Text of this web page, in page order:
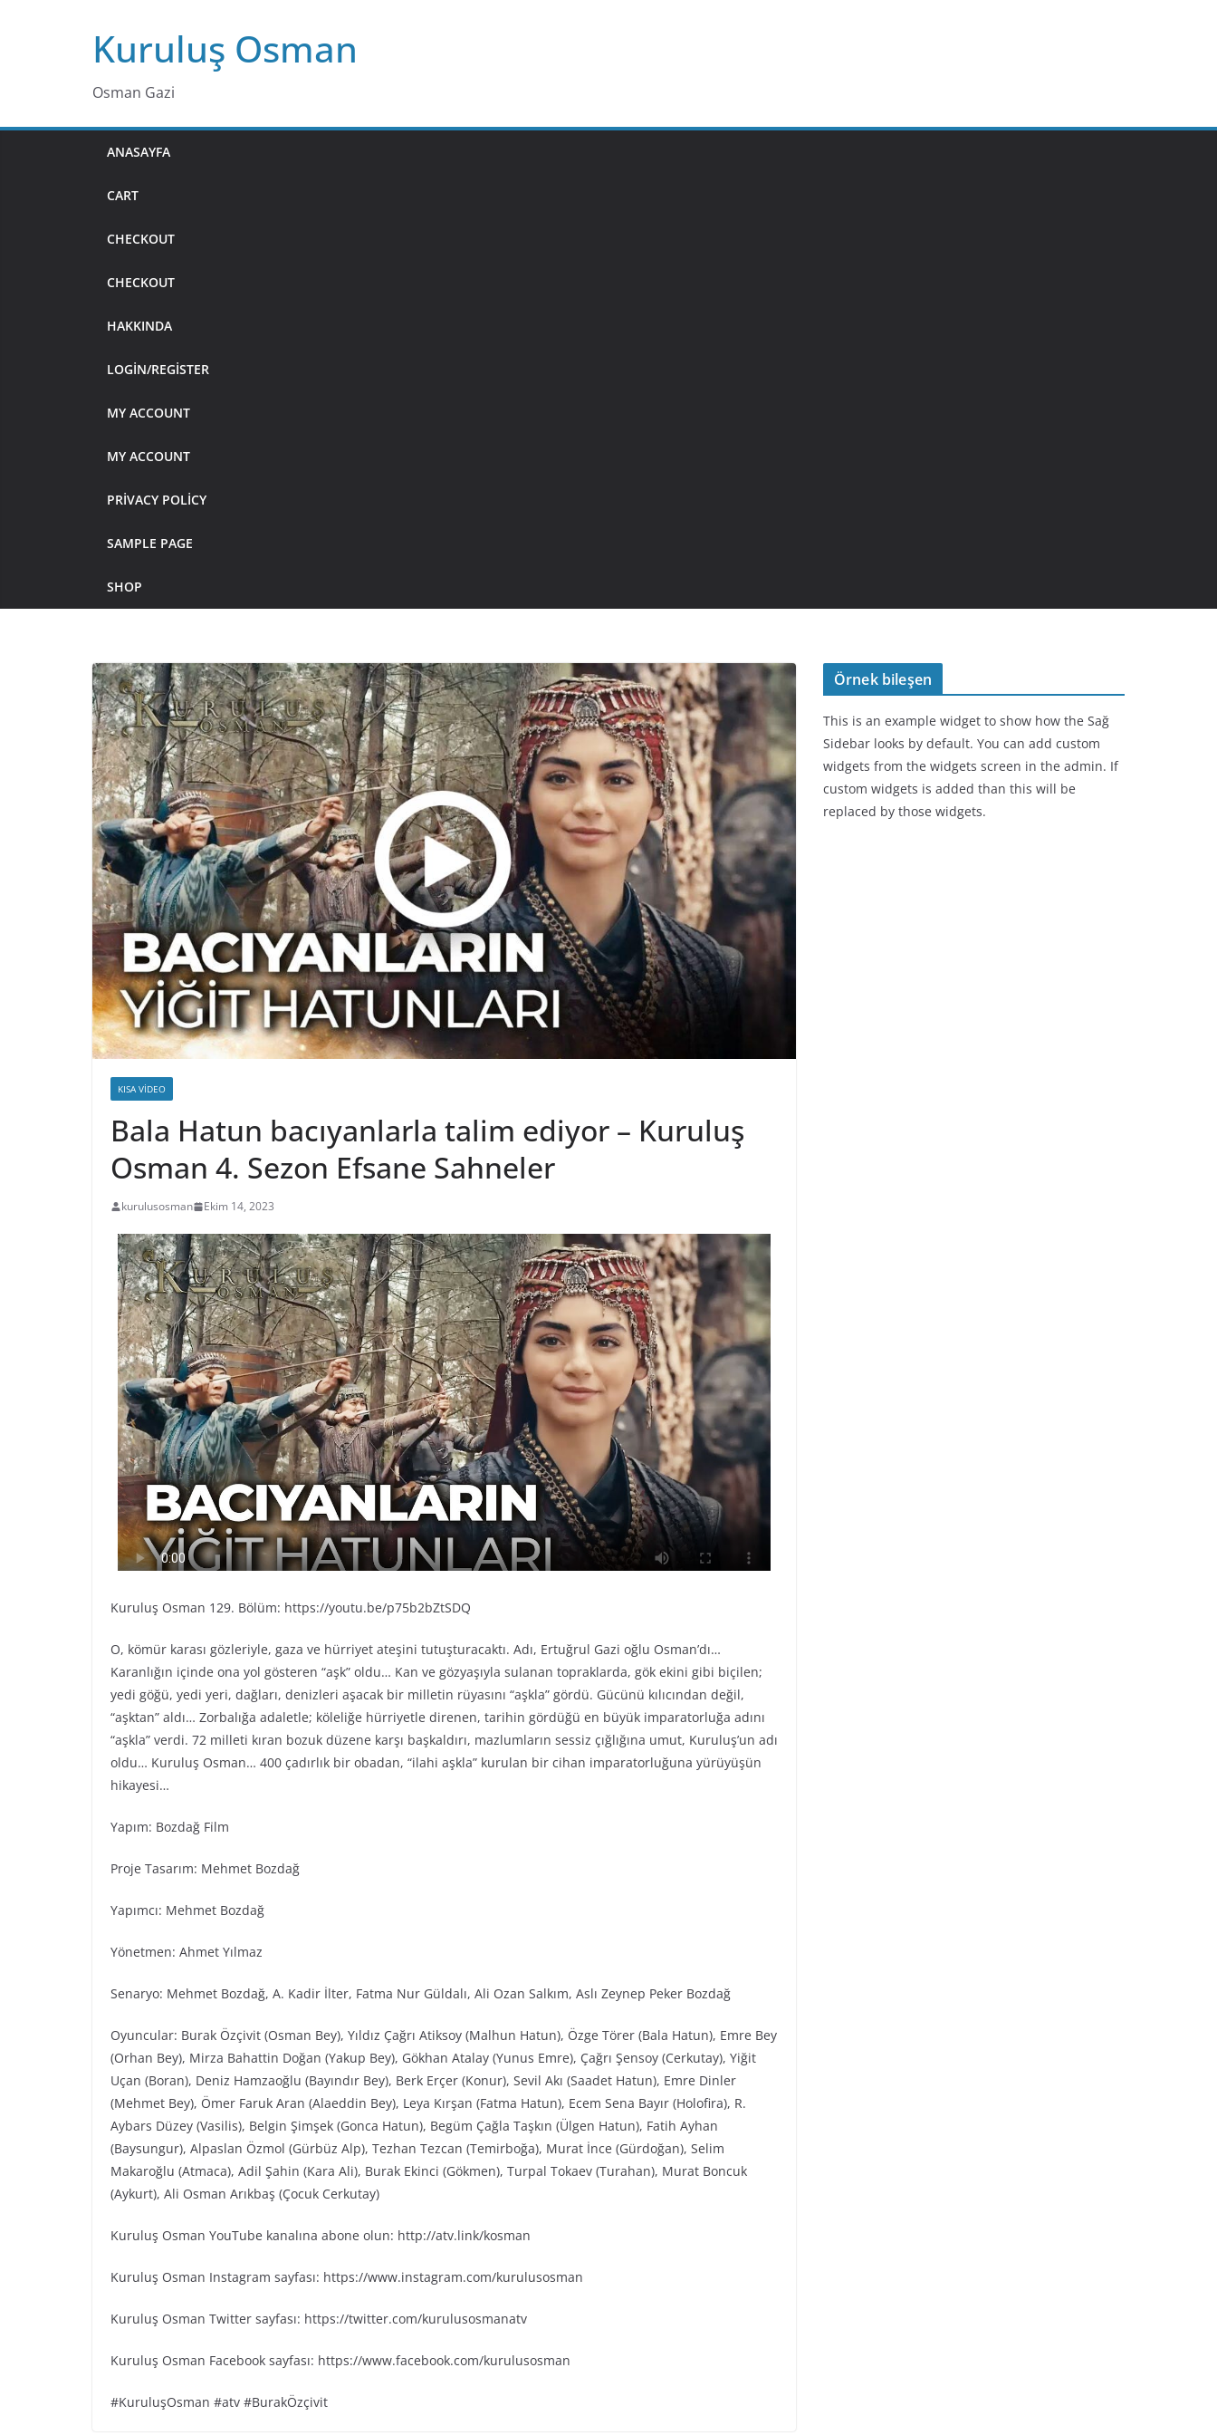
Kuruluş Osman
Osman Gazi
ANASAYFA
CART
CHECKOUT
CHECKOUT
HAKKINDA
LOGIN/REGISTER
MY ACCOUNT
MY ACCOUNT
PRIVACY POLICY
SAMPLE PAGE
SHOP
KISA VIDEO
Bala Hatun bacıyanlarla talim ediyor – Kuruluş
Osman 4. Sezon Efsane Sahneler
kurulusosman Ekim 14, 2023
Kuruluş Osman 129. Bölüm: https://youtu.be/p75b2bZtSDQ
O, kömür karası gözleriyle, gaza ve hürriyet ateşini tutuşturacaktı. Adı, Ertuğrul Gazi oğlu Osman’dı…
Karanlığın içinde ona yol gösteren “aşk” oldu… Kan ve gözyaşıyla sulanan topraklarda, gök ekini gibi biçilen;
yedi göğü, yedi yeri, dağları, denizleri aşacak bir milletin rüyasını “aşkla” gördü. Gücünü kılıcından değil,
“aşktan” aldı… Zorbalığa adaletle; köleliğe hürriyetle direnen, tarihin gördüğü en büyük imparatorluğa adını
“aşkla” verdi. 72 milleti kıran bozuk düzene karşı başkaldırı, mazlumların sessiz çığlığına umut, Kuruluş’un adı
oldu… Kuruluş Osman… 400 çadırlık bir obadan, “ilahi aşkla” kurulan bir cihan imparatorluğuna yürüyüşün
hikayesi…
Yapım: Bozdağ Fi̇lm
Proje Tasarım: Mehmet Bozdağ
Yapımcı: Mehmet Bozdağ
Yönetmen: Ahmet Yılmaz
Senaryo: Mehmet Bozdağ, A. Kadir İlter, Fatma Nur Güldalı, Ali Ozan Salkım, Aslı Zeynep Peker Bozdağ
Oyuncular: Burak Özçivit (Osman Bey), Yıldız Çağrı Atiksoy (Malhun Hatun), Özge Törer (Bala Hatun), Emre Bey
(Orhan Bey), Mirza Bahattin Doğan (Yakup Bey), Gökhan Atalay (Yunus Emre), Çağrı Şensoy (Cerkutay), Yiğit
Uçan (Boran), Deniz Hamzaoğlu (Bayındır Bey), Berk Erçer (Konur), Sevil Akı (Saadet Hatun), Emre Dinler
(Mehmet Bey), Ömer Faruk Aran (Alaeddin Bey), Leya Kırşan (Fatma Hatun), Ecem Sena Bayır (Holofira), R.
Aybars Düzey (Vasilis), Belgin Şimşek (Gonca Hatun), Begüm Çağla Taşkın (Ülgen Hatun), Fatih Ayhan
(Baysungur), Alpaslan Özmol (Gürbüz Alp), Tezhan Tezcan (Temirboğa), Murat İnce (Gürdoğan), Selim
Makaroğlu (Atmaca), Adil Şahin (Kara Ali), Burak Ekinci (Gökmen), Turpal Tokaev (Turahan), Murat Boncuk
(Aykurt), Ali Osman Arıkbaş (Çocuk Cerkutay)
Kuruluş Osman YouTube kanalına abone olun: http://atv.link/kosman
Kuruluş Osman Instagram sayfası: https://www.instagram.com/kurulusosman
Kuruluş Osman Twitter sayfası: https://twitter.com/kurulusosmanatv
Kuruluş Osman Facebook sayfası: https://www.facebook.com/kurulusosman
#KuruluşOsman #atv #BurakÖzçivit
Örnek bileşen
This is an example widget to show how the Sağ
Sidebar looks by default. You can add custom
widgets from the widgets screen in the admin. If
custom widgets is added than this will be
replaced by those widgets.